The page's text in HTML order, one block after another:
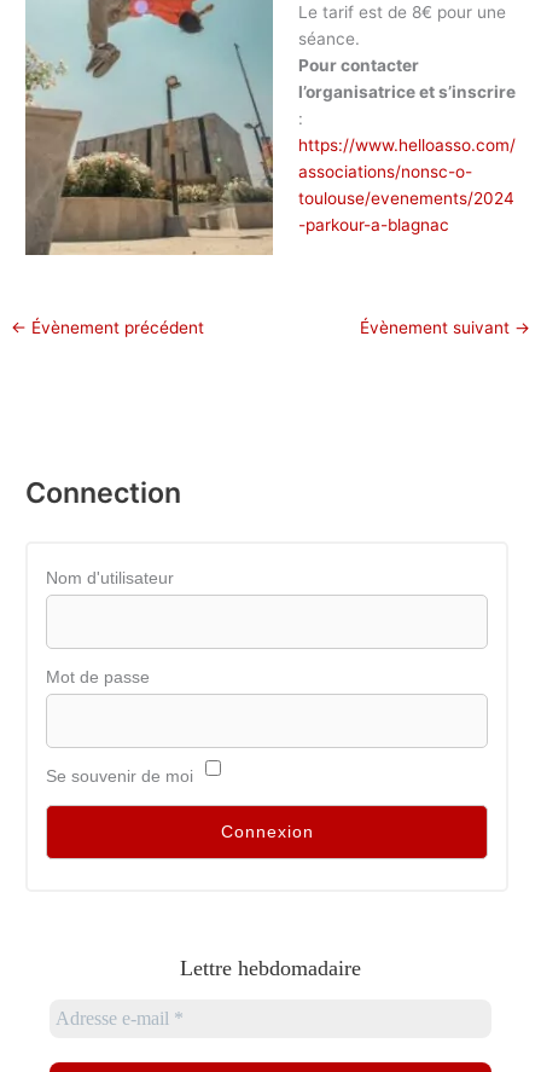
Le tarif est de 8€ pour une
séance.
Pour contacter
l’organisatrice et s’inscrire
:
https://www.helloasso.com/
associations/nonsc-o-
toulouse/evenements/2024
-parkour-a-blagnac
← Évènement précédent Évènement suivant →
Connection
Nom d'utilisateur
Mot de passe
Se souvenir de moi
Lettre hebdomadaire